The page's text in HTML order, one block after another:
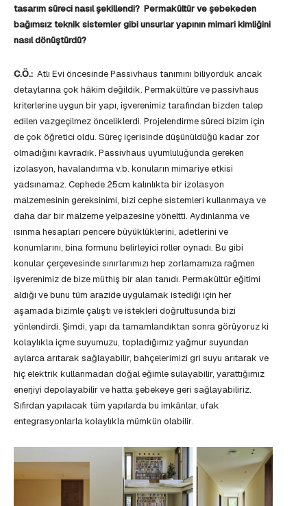
tasarım süreci nasıl şekillendi? Permakültür ve şebekeden
bağımsız teknik sistemler gibi unsurlar yapının mimari kimliğini
nasıl dönüştürdü?
C.Ö.: Atlı Evi öncesinde Passivhaus tanımını biliyorduk ancak
detaylarına çok hâkim değildik. Permakültüre ve passivhaus
kriterlerine uygun bir yapı, işverenimiz tarafından bizden talep
edilen vazgeçilmez önceliklerdi. Projelendirme süreci bizim için
de çok öğretici oldu. Süreç içerisinde düşünüldüğü kadar zor
olmadığını kavradık. Passivhaus uyumluluğunda gereken
izolasyon, havalandırma v.b. konuların mimariye etkisi
yadsınamaz. Cephede 25cm kalınlıkta bir izolasyon
malzemesinin gereksinimi, bizi cephe sistemleri kullanmaya ve
daha dar bir malzeme yelpazesine yöneltti. Aydınlanma ve
ısınma hesapları pencere büyüklüklerini, adetlerini ve
konumlarını, bina formunu belirleyici roller oynadı. Bu gibi
konular çerçevesinde sınırlarımızı hep zorlamamıza rağmen
işverenimiz de bize müthiş bir alan tanıdı. Permakültür eğitimi
aldığı ve bunu tüm arazide uygulamak istediği için her
aşamada bizimle çalıştı ve istekleri doğrultusunda bizi
yönlendirdi. Şimdi, yapı da tamamlandıktan sonra görüyoruz ki
kolaylıkla içme suyumuzu, topladığımız yağmur suyundan
aylarca arıtarak sağlayabilir, bahçelerimizi gri suyu arıtarak ve
hiç elektrik kullanmadan doğal eğimle sulayabilir, yarattığımız
enerjiyi depolayabilir ve hatta şebekeye geri sağlayabiliriz.
Sıfırdan yapılacak tüm yapılarda bu imkânlar, ufak
entegrasyonlarla kolaylıkla mümkün olabilir.